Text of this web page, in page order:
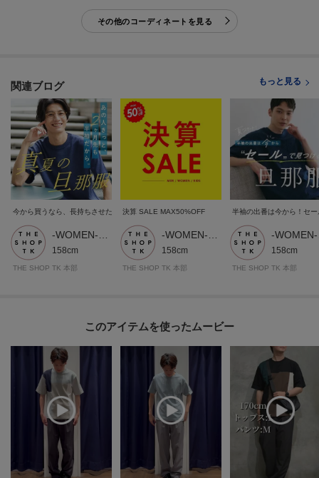
その他のコーディネートを見る
関連ブログ もっと見る
今から買うなら、長持ちさせたい！「真夏の旦那服」
158cm
THE SHOP TK 本部
決算 SALE MAX50%OFF
158cm
THE SHOP TK 本部
半袖の出番は今から！セ
158cm
THE SHOP TK 本部
このアイテムを使ったムービー